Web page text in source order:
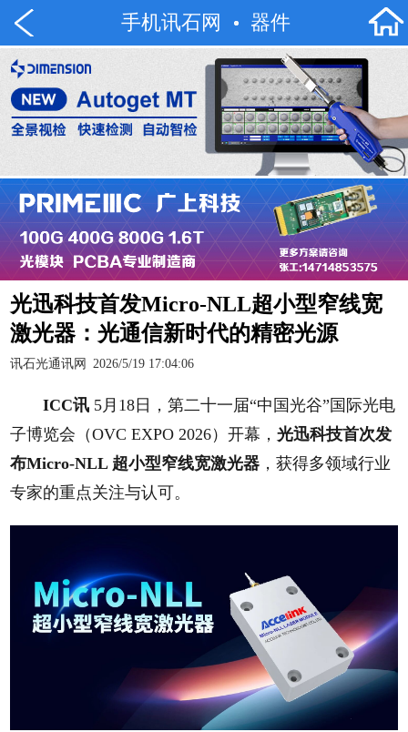
手机讯石网 器件
光迅科技首发Micro-NLL超小型窄线宽
激光器：光通信新时代的精密光源
讯石光通讯网 2026/5/19 17:04:06
ICC讯 5月18日，第二十一届“中国光谷”国际光电
子博览会（OVC EXPO 2026）开幕，光迅科技首次发
布Micro-NLL 超小型窄线宽激光器 ，获得多领域行业
专家的重点关注与认可。